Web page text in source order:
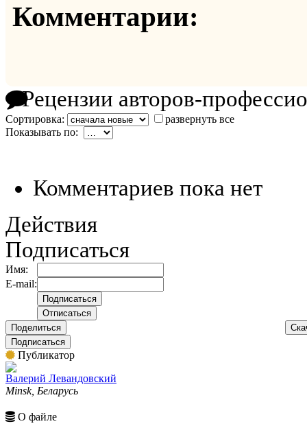
Комментарии:
Рецензии авторов-
Сортировка:
развернуть все
Показывать по:
Комментариев пока нет
Действия
Подписаться
Имя:
E-mail:
Поделиться
Подписаться
Публикатор
Валерий Левандовский
Minsk, Беларусь
О файле